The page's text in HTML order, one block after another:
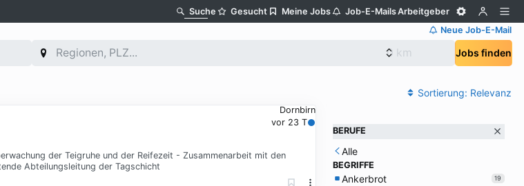
Suche Gesucht Meine Jobs Job-E-MailsArbeitgeber
Neue Job-E-Mail
Jobs finden
Sortierung: Relevanz
Dornbirn
vor 23 T
der Teigruhe und der Reifezeit - Zusammenarbeit mit den
Abteilungsleitung der Tagschicht
BERUFE
Alle
BEGRIFFE
Ankerbrot 19